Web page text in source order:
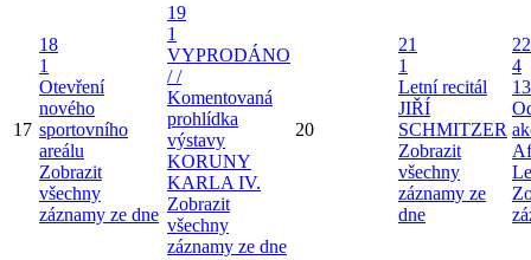
17
18
1
Otevření
nového
sportovního
areálu
Zobrazit
všechny
záznamy ze dne
19
1
VYPRODÁNO
/ /
Komentovaná
prohlídka
výstavy
KORUNY
KARLA IV.
Zobrazit
všechny
záznamy ze dne
20
21
1
Letní recitál
JIŘÍ
SCHMITZER
Zobrazit
všechny
záznamy ze
dne
22
4